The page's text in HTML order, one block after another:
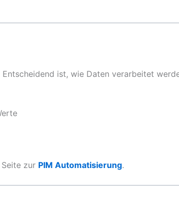
ist, wie Daten verarbeitet
zur PIM Automatisierung.